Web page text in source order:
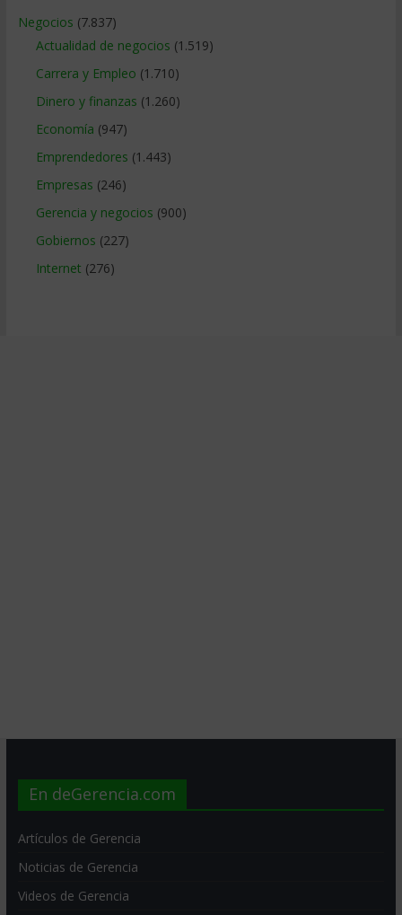
Negocios (7.837)
Actualidad de negocios (1.519)
Carrera y Empleo (1.710)
Dinero y finanzas (1.260)
Economía (947)
Emprendedores (1.443)
Empresas (246)
Gerencia y negocios (900)
Gobiernos (227)
Internet (276)
En deGerencia.com
Artículos de Gerencia
Noticias de Gerencia
Videos de Gerencia